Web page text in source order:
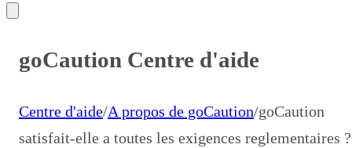
goCaution Centre d'aide
Centre d'aide/A propos de goCaution/goCaution
satisfait-elle a toutes les exigences reglementaires ?